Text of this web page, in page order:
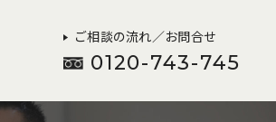
ご相談の流れ／お問合せ
0120-743-745